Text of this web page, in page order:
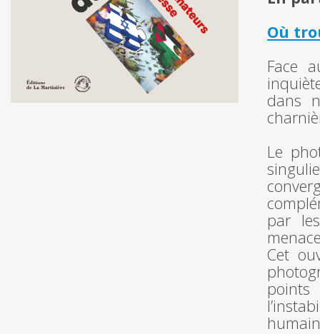
Où
Face
dans
Le
par
Cet